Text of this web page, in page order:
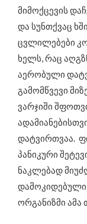
მიმოქცევის
და სუნთქვაც
ცვლილებები
ხელს, რაც
აერობული
გამომწვევი
ვარჯიში
დატვირთვაა.
პანიკური
ნაკლებად
ორგანიზმი ამა